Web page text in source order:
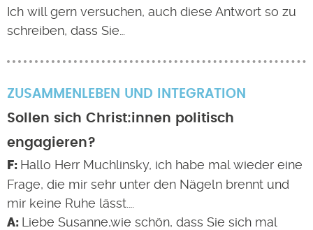
Ich will gern versuchen, auch diese Antwort so zu
schreiben, dass Sie…
ZUSAMMENLEBEN UND INTEGRATION
Sollen sich Christ:innen politisch
engagieren?
Hallo Herr Muchlinsky, ich habe mal wieder eine
Frage, die mir sehr unter den Nägeln brennt und
mir keine Ruhe lässt.…
Liebe Susanne,wie schön, dass Sie sich mal